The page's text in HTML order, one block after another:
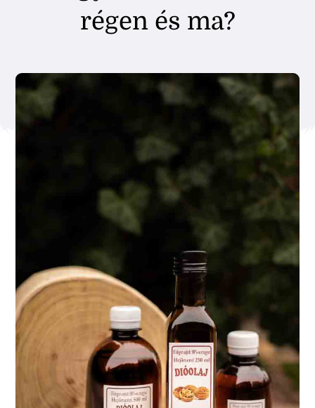
régen és ma?